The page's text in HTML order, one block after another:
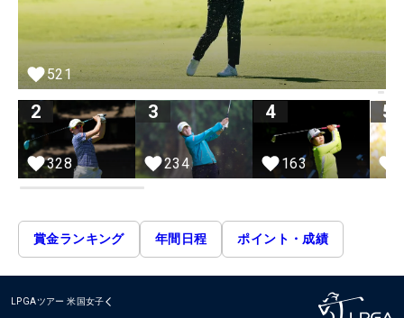
521
2
328
3
234
4
163
5
賞金ランキング 年間日程 ポイント・成績
LPGAツアー 米国女子